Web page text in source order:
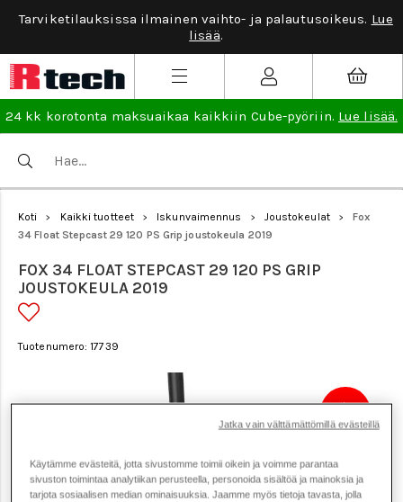
Tarviketilauksissa ilmainen vaihto- ja palautusoikeus. Lue
lisää.
24 kk korotonta maksuaikaa kaikkiin Cube-pyöriin. Lue lisää.
Koti > Kaikki tuotteet > Iskunvaimennus > Joustokeulat >
Fox
34 Float Stepcast 29 120 PS Grip joustokeula 2019
FOX 34 FLOAT STEPCAST 29 120 PS GRIP
JOUSTOKEULA 2019
Tuotenumero: 17739
Tarjous
399 €
Käytämme evästeitä, jotta sivustomme toimii oikein ja voimme parantaa
sivuston toimintaa analytiikan perusteella, personoida sisältöä ja mainoksia ja
tarjota sosiaalisen median ominaisuuksia. Jaamme myös tietoja tavasta, jolla
Jatka vain välttämättömillä evästeillä